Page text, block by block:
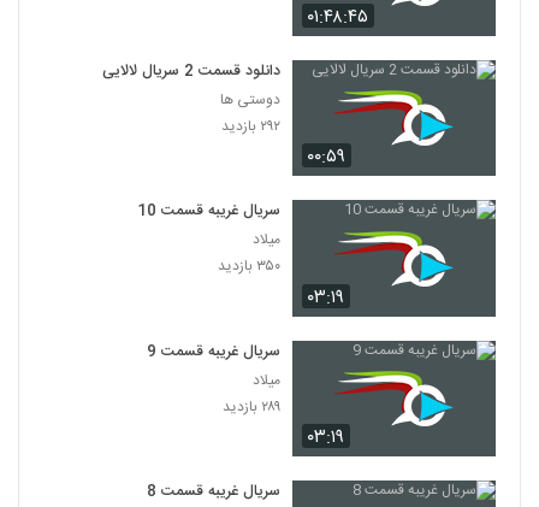
۰۱:۴۸:۴۵
۰۰:۵۹
دانلود قسمت 2 سریال لالایی
دوستی ها
۲۹۲ بازدید
۰۳:۱۹
سریال غریبه قسمت 10
میلاد
۳۵۰ بازدید
۰۳:۱۹
سریال غریبه قسمت 9
میلاد
۲۸۹ بازدید
سریال غریبه قسمت 8